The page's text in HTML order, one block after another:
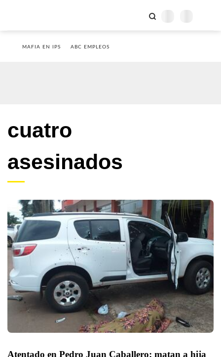
MAFIA EN IPS ABC EMPLEOS
cuatro
asesinados
Atentado en Pedro Juan Caballero: matan a hija